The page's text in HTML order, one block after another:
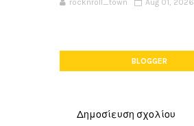
rocknroll_town Aug 01, 2026
BLOGGER
Δημοσίευση σχολίου